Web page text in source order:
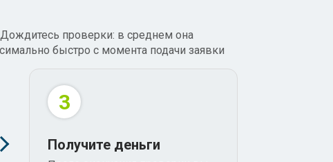
проверки: в среднем она
быстро с момента подачи заявки
3
Получите деньги